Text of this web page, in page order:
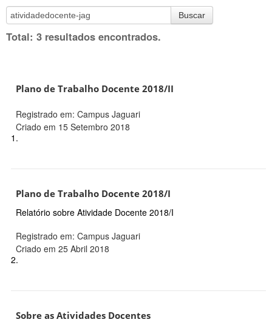
Buscar
Total: 3 resultados encontrados.
Plano de Trabalho Docente 2018/II
Registrado em: Campus Jaguari
Criado em 15 Setembro 2018
1.
Plano de Trabalho Docente 2018/I
Relatório sobre Atividade Docente 2018/I
Registrado em: Campus Jaguari
Criado em 25 Abril 2018
2.
Sobre as Atividades Docentes